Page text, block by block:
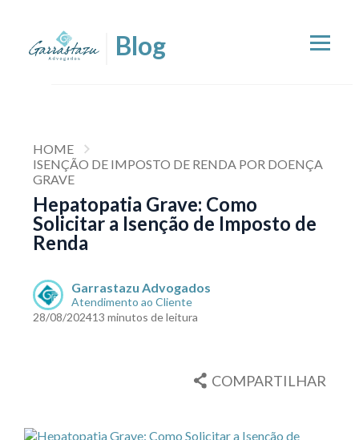
HOME
ISENÇÃO DE IMPOSTO DE RENDA POR DOENÇA
GRAVE
Hepatopatia Grave: Como
Solicitar a Isenção de Imposto de
Renda
Garrastazu Advogados
Atendimento ao Cliente
28/08/202413 minutos de leitura
COMPARTILHAR